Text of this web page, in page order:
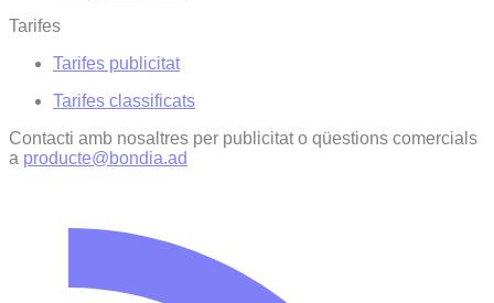
Tarifes
Tarifes publicitat
Tarifes classificats
Contacti amb nosaltres per publicitat o qüestions comercials
a producte@bondia.ad